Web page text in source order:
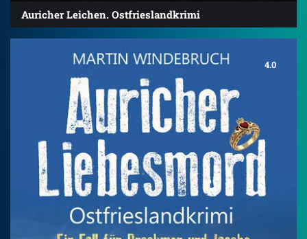
Auricher Leichen. Ostfrieslandkrimi
4.0